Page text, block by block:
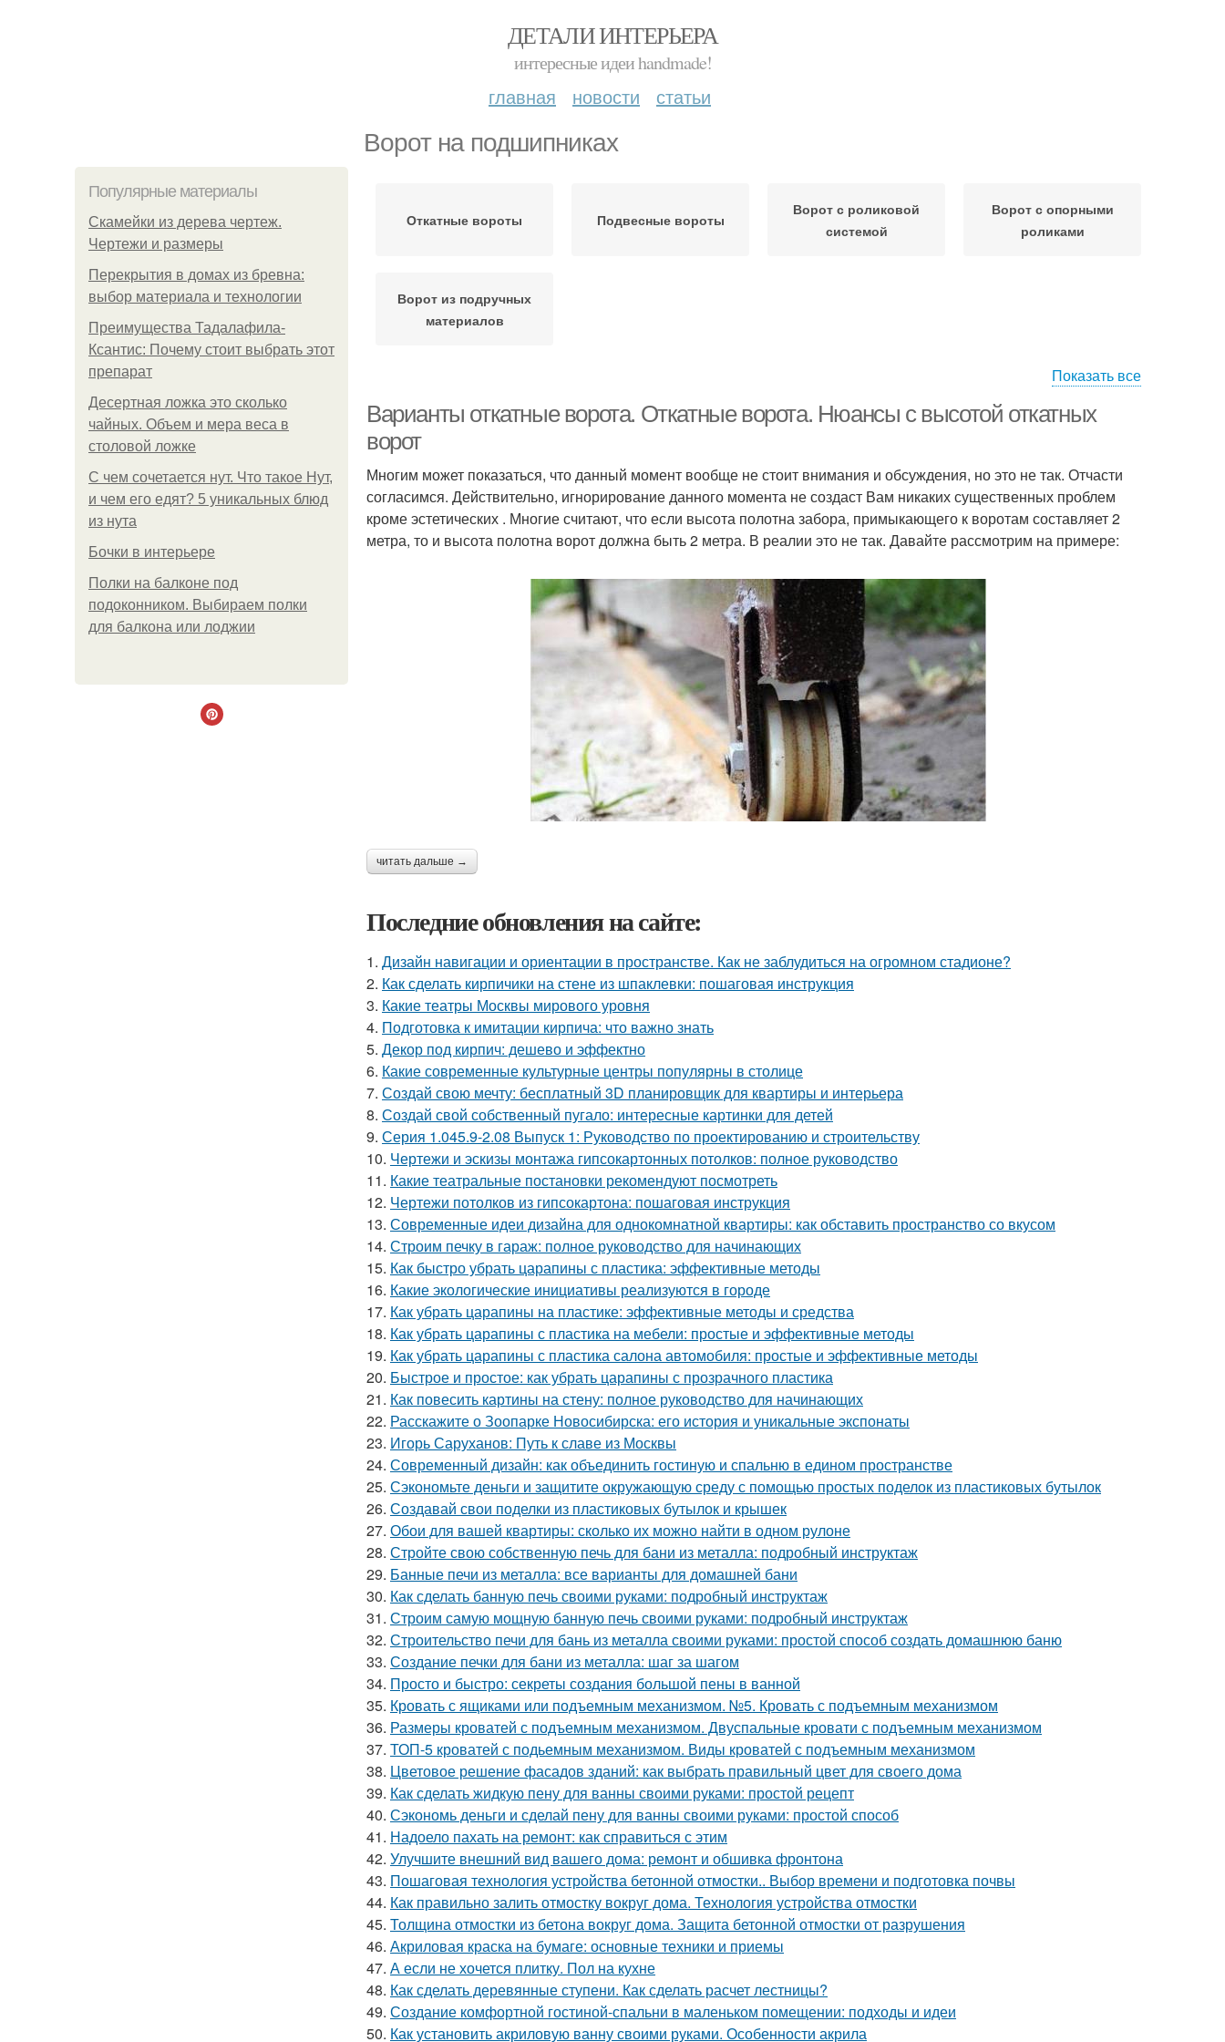
ДЕТАЛИ ИНТЕРЬЕРА
интересные идеи handmade!
главная новости статьи
Ворот на подшипниках
Популярные материалы
Скамейки из дерева чертеж.
Чертежи и размеры
Перекрытия в домах из бревна:
выбор материала и технологии
Преимущества Тадалафила-
Ксантис: Почему стоит выбрать этот
препарат
Десертная ложка это сколько
чайных. Объем и мера веса в
столовой ложке
С чем сочетается нут. Что такое Нут,
и чем его едят? 5 уникальных блюд
из нута
Бочки в интерьере
Полки на балконе под
подоконником. Выбираем полки
для балкона или лоджии
Откатные вороты Подвесные вороты
Ворот с роликовой
системой
Ворот с опорными
роликами
Ворот из подручных
материалов
Показать все
Варианты откатные ворота. Откатные ворота. Нюансы с высотой откатных
ворот
Многим может показаться, что данный момент вообще не стоит внимания и обсуждения, но это не так. Отчасти
согласимся. Действительно, игнорирование данного момента не создаст Вам никаких существенных проблем
кроме эстетических . Многие считают, что если высота полотна забора, примыкающего к воротам составляет 2
метра, то и высота полотна ворот должна быть 2 метра. В реалии это не так. Давайте рассмотрим на примере:
читать дальше →
Последние обновления на сайте:
1. Дизайн навигации и ориентации в пространстве. Как не заблудиться на огромном стадионе?
2. Как сделать кирпичики на стене из шпаклевки: пошаговая инструкция
3. Какие театры Москвы мирового уровня
4. Подготовка к имитации кирпича: что важно знать
5. Декор под кирпич: дешево и эффектно
6. Какие современные культурные центры популярны в столице
7. Создай свою мечту: бесплатный 3D планировщик для квартиры и интерьера
8. Создай свой собственный пугало: интересные картинки для детей
9. Серия 1.045.9-2.08 Выпуск 1: Руководство по проектированию и строительству
10. Чертежи и эскизы монтажа гипсокартонных потолков: полное руководство
11. Какие театральные постановки рекомендуют посмотреть
12. Чертежи потолков из гипсокартона: пошаговая инструкция
13. Современные идеи дизайна для однокомнатной квартиры: как обставить пространство со вкусом
14. Строим печку в гараж: полное руководство для начинающих
15. Как быстро убрать царапины с пластика: эффективные методы
16. Какие экологические инициативы реализуются в городе
17. Как убрать царапины на пластике: эффективные методы и средства
18. Как убрать царапины с пластика на мебели: простые и эффективные методы
19. Как убрать царапины с пластика салона автомобиля: простые и эффективные методы
20. Быстрое и простое: как убрать царапины с прозрачного пластика
21. Как повесить картины на стену: полное руководство для начинающих
22. Расскажите о Зоопарке Новосибирска: его история и уникальные экспонаты
23. Игорь Саруханов: Путь к славе из Москвы
24. Современный дизайн: как объединить гостиную и спальню в едином пространстве
25. Сэкономьте деньги и защитите окружающую среду с помощью простых поделок из пластиковых бутылок
26. Создавай свои поделки из пластиковых бутылок и крышек
27. Обои для вашей квартиры: сколько их можно найти в одном рулоне
28. Стройте свою собственную печь для бани из металла: подробный инструктаж
29. Банные печи из металла: все варианты для домашней бани
30. Как сделать банную печь своими руками: подробный инструктаж
31. Строим самую мощную банную печь своими руками: подробный инструктаж
32. Строительство печи для бань из металла своими руками: простой способ создать домашнюю баню
33. Создание печки для бани из металла: шаг за шагом
34. Просто и быстро: секреты создания большой пены в ванной
35. Кровать с ящиками или подъемным механизмом. №5. Кровать с подъемным механизмом
36. Размеры кроватей с подъемным механизмом. Двуспальные кровати с подъемным механизмом
37. ТОП-5 кроватей с подьемным механизмом. Виды кроватей с подъемным механизмом
38. Цветовое решение фасадов зданий: как выбрать правильный цвет для своего дома
39. Как сделать жидкую пену для ванны своими руками: простой рецепт
40. Сэкономь деньги и сделай пену для ванны своими руками: простой способ
41. Надоело пахать на ремонт: как справиться с этим
42. Улучшите внешний вид вашего дома: ремонт и обшивка фронтона
43. Пошаговая технология устройства бетонной отмостки.. Выбор времени и подготовка почвы
44. Как правильно залить отмостку вокруг дома. Технология устройства отмостки
45. Толщина отмостки из бетона вокруг дома. Защита бетонной отмостки от разрушения
46. Акриловая краска на бумаге: основные техники и приемы
47. А если не хочется плитку. Пол на кухне
48. Как сделать деревянные ступени. Как сделать расчет лестницы?
49. Создание комфортной гостиной-спальни в маленьком помещении: подходы и идеи
50. Как установить акриловую ванну своими руками. Особенности акрила